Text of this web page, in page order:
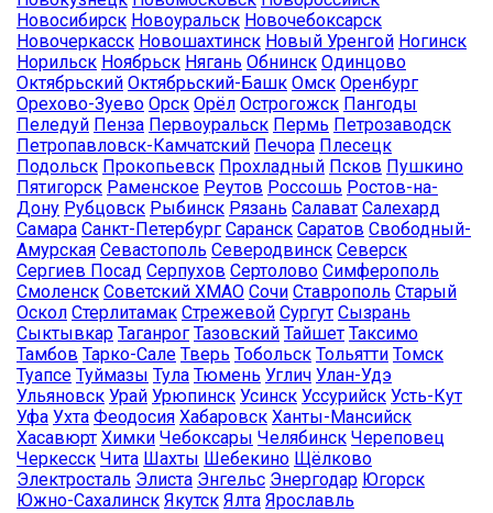
Новосибирск Новоуральск Новочебоксарск
Новочеркасск Новошахтинск Новый Уренгой Ногинск
Норильск Ноябрьск Нягань Обнинск Одинцово
Октябрьский Октябрьский-Башк Омск Оренбург
Орехово-Зуево Орск Орёл Острогожск Пангоды
Пеледуй Пенза Первоуральск Пермь Петрозаводск
Петропавловск-Камчатский Печора Плесецк
Подольск Прокопьевск Прохладный Псков Пушкино
Пятигорск Раменское Реутов Россошь Ростов-на-
Дону Рубцовск Рыбинск Рязань Салават Салехард
Самара Санкт-Петербург Саранск Саратов Свободный-
Амурская Севастополь Северодвинск Северск
Сергиев Посад Серпухов Сертолово Симферополь
Смоленск Советский ХМАО Сочи Ставрополь Старый
Оскол Стерлитамак Стрежевой Сургут Сызрань
Сыктывкар Таганрог Тазовский Тайшет Таксимо
Тамбов Тарко-Сале Тверь Тобольск Тольятти Томск
Туапсе Туймазы Тула Тюмень Углич Улан-Удэ
Ульяновск Урай Урюпинск Усинск Уссурийск Усть-Кут
Уфа Ухта Феодосия Хабаровск Ханты-Мансийск
Хасавюрт Химки Чебоксары Челябинск Череповец
Черкесск Чита Шахты Шебекино Щёлково
Электросталь Элиста Энгельс Энергодар Югорск
Южно-Сахалинск Якутск Ялта Ярославль